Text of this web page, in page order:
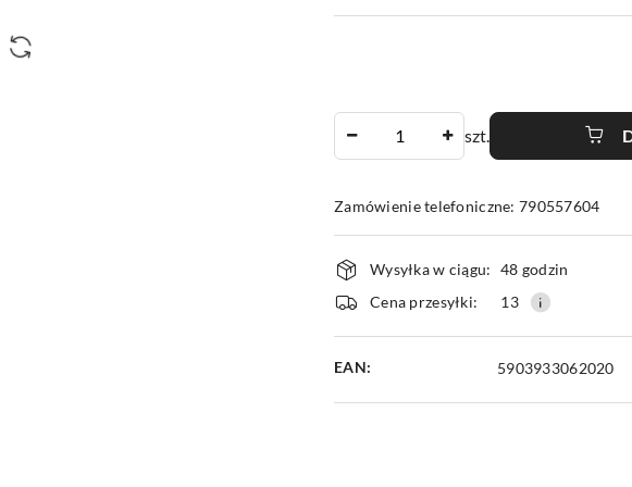
szt.
Zamówienie telefoniczne: 790557604
Dostępność
i
dostawa
Wysyłka w ciągu: 48 godzin
Cena przesyłki:
13
EAN: 5903933062020